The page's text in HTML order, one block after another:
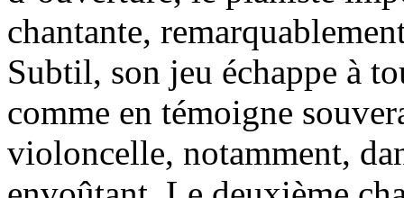
chantante,
Subtil, son jeu échappe à
comme en témoigne
violoncelle, notamment,